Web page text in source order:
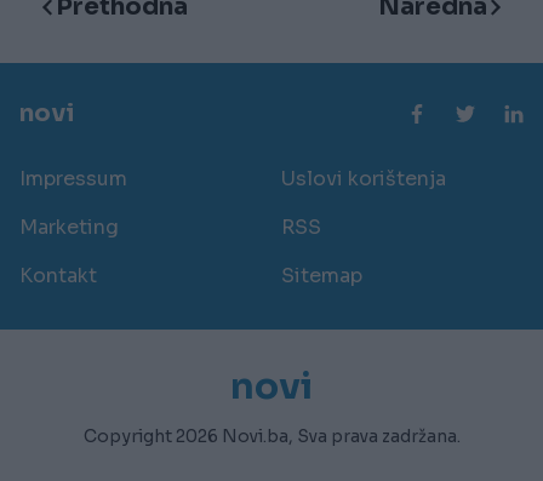
Prethodna Naredna
novi
Impressum
Uslovi korištenja
Marketing
RSS
Kontakt
Sitemap
novi
Copyright 2026 Novi.ba, Sva prava zadržana.